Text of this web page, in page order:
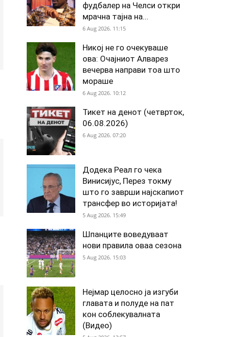
фудбалер на Челси откри
мрачна тајна на...
6 Aug 2026. 11:15
Никој не го очекуваше
ова: Очајниот Алварез
вечерва направи тоа што
мораше
6 Aug 2026. 10:12
Тикет на денот (четврток,
06.08.2026)
6 Aug 2026. 07:20
Додека Реал го чека
Винисијус, Перез токму
што го заврши најскапиот
трансфер во историјата!
5 Aug 2026. 15:49
Шпанците воведуваат
нови правила оваа сезона
5 Aug 2026. 15:03
Нејмар целосно ја изгуби
главата и полуде на пат
кон соблекувалната
(Видео)